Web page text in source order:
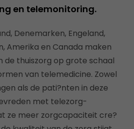
en telemonitoring.
Denemarken, Engeland,
Amerika en Canada maken
de thuiszorg op grote schaal
van telemedicine. Zowel
als de pati?nten in deze
met telezorg-
ze meer zorgcapaciteit cre?